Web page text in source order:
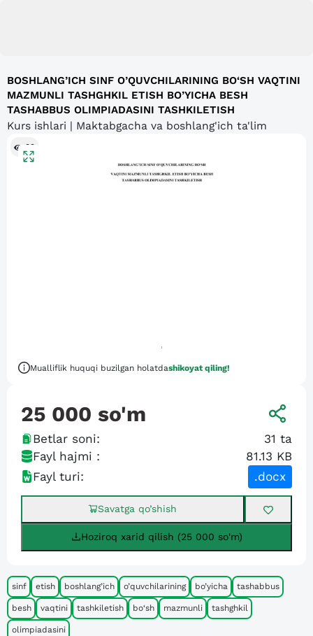
BOSHLANG’ICH SINF O’QUVCHILARINING BO‘SH VAQTINI
MAZMUNLI TASHGHKIL ETISH BO’YICHA BESH
TASHABBUS OLIMPIADASINI TASHKILETISH
Kurs ishlari | Maktabgacha va boshlang'ich ta'lim
99
Mualliflik huquqi buzilgan holatdashikoyat qiling!
25 000 so'm
Betlar soni: 31 ta
Fayl hajmi :
81.13 KB
Fayl turi:
.docx
Savatga qo’shish
Hoziroq xarid qilish (25 000 so'm)
sinf etish boshlang’ich o’quvchilarining bo’yicha tashabbus
besh vaqtini tashkiletish bo‘sh mazmunli tashghkil
olimpiadasini